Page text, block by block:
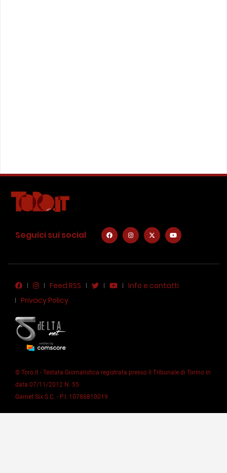
Seguici sui social
Feed RSS
Info e contatti
Privacy Policy
© Toro.it - Testata Giornalistica registrata presso il Tribunale di Torino in
data 07/11/2012 N. 55
Garnet Six S.C. - P.I. 10786810019